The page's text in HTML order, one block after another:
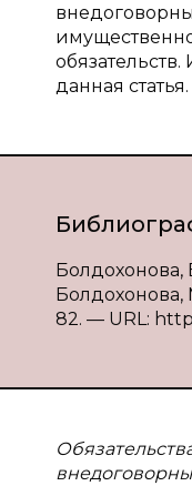
данная статья.
Болдохонова,
82. — URL: